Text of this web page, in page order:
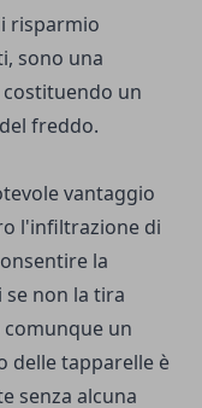
risparmio
sono una
un
freddo.
vantaggio
l'infiltrazione di
la
non la tira
un
delle tapparelle è
senza alcuna